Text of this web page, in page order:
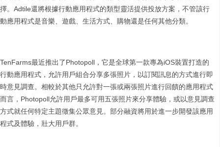
擇。Adtile還將根據行動應用程式的類型靈活提供投放方案，不管該行
動應用程式是音樂、遊戲、生活方式、購物還是任何其他分類。
TenFarms最近推出了Photopoll，它是全球第一款專為iOS裝置打造的
行動應用程式，允許用戶組合分享多張照片，以訂閱訊息的方式進行即
時意見調查。相較於其他只允許對一張或兩張照片進行回饋的應用程式
而言，Photopoll允許用戶最多可用五張照片來分享體驗，或以意見調查
方式就任何特定主題徵集公眾意見。部分融資將用於進一步開發該應用
程式及體驗，壯大用戶群。